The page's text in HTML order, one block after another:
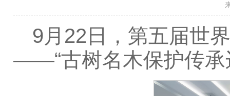
9月22日，第五届世
——“古树名木保护传承